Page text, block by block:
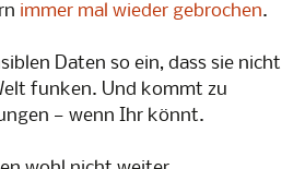
immer mal wieder gebrochen.
Daten so ein, dass sie nicht
funken. Und kommt zu
— wenn Ihr könnt.